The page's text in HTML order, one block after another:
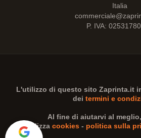
Italia
P. IVA:
L'utilizzo di questo sito Zaprinta.it
dei termini e
Al fine di aiutarvi al meglio,
utilizza cookies- politica sulla